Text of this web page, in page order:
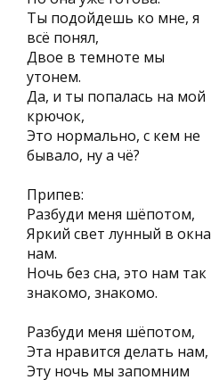
Ты подойдешь ко мне, я
всё понял,
Двое в темноте мы
утонем.
Да, и ты попалась на мой
крючок,
Это нормально, с кем не
бывало, ну а чё?
Припев:
Разбуди меня шёпотом,
Яркий свет лунный в окна
нам.
Ночь без сна, это нам так
знакомо, знакомо.
Разбуди меня шёпотом,
Эта нравится делать нам,
Эту ночь мы запомним